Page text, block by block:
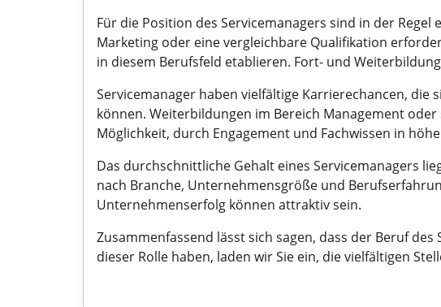
Für die Position des Servicemanagers sind in der
Marketing oder eine vergleichbare Qualifikation
in diesem Berufsfeld etablieren. Fort- und
Servicemanager haben vielfältige Karrierechancen,
können. Weiterbildungen im Bereich Management
Möglichkeit, durch Engagement und Fachwissen in
Das durchschnittliche Gehalt eines Servicemanagers
nach Branche, Unternehmensgröße und
Unternehmenserfolg können attraktiv sein.
Zusammenfassend lässt sich sagen, dass der Beruf
dieser Rolle haben, laden wir Sie ein, die vielfältigen